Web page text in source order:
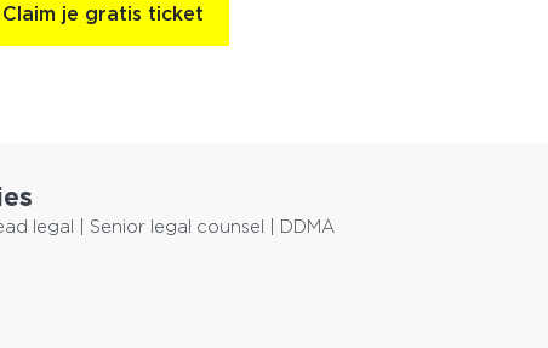
Claim je gratis ticket
legal | Senior legal counsel | DDMA